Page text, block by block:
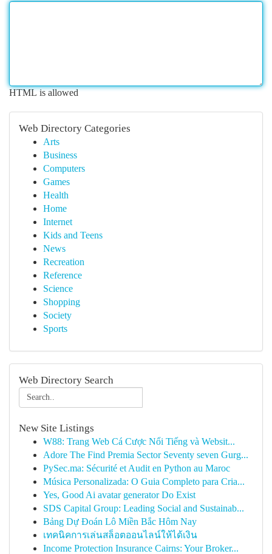
HTML is allowed
Web Directory Categories
Arts
Business
Computers
Games
Health
Home
Internet
Kids and Teens
News
Recreation
Reference
Science
Shopping
Society
Sports
Web Directory Search
New Site Listings
W88: Trang Web Cá Cược Nổi Tiếng và Websit...
Adore The Find Premia Sector Seventy seven Gurg...
PySec.ma: Sécurité et Audit en Python au Maroc
Música Personalizada: O Guia Completo para Cria...
Yes, Good Ai avatar generator Do Exist
SDS Capital Group: Leading Social and Sustainab...
Bảng Dự Đoán Lô Miền Bắc Hôm Nay
เทคนิคการเล่นสล็อตออนไลน์ให้ได้เงิน
Income Protection Insurance Cairns: Your Broker...